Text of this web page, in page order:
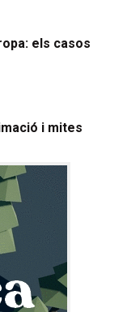
els casos
i mites